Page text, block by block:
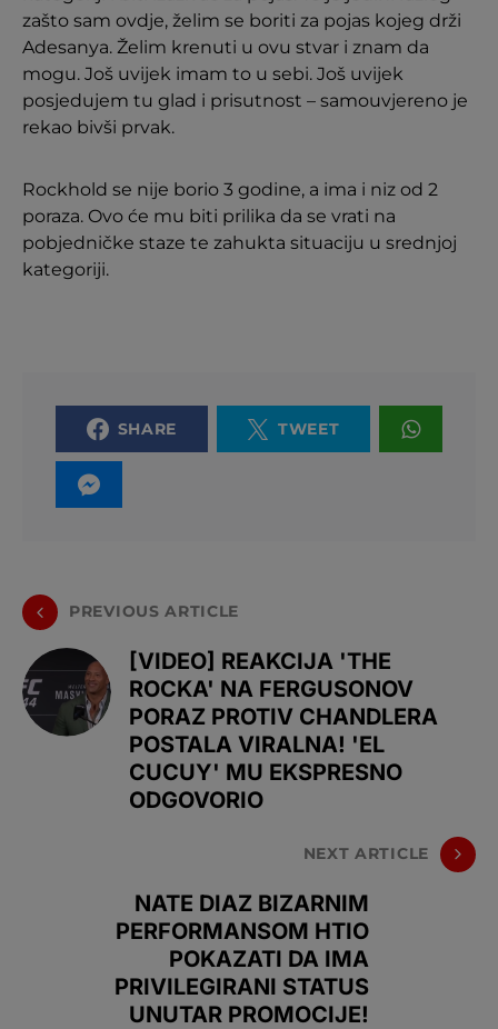
zašto sam ovdje, želim se boriti za pojas kojeg drži
Adesanya. Želim krenuti u ovu stvar i znam da
mogu. Još uvijek imam to u sebi. Još uvijek
posjedujem tu glad i prisutnost – samouvjereno je
rekao bivši prvak.
Rockhold se nije borio 3 godine, a ima i niz od 2
poraza. Ovo će mu biti prilika da se vrati na
pobjedničke staze te zahukta situaciju u srednjoj
kategoriji.
SHARE TWEET
PREVIOUS ARTICLE
[VIDEO] REAKCIJA 'THE
ROCKA' NA FERGUSONOV
PORAZ PROTIV CHANDLERA
POSTALA VIRALNA! 'EL
CUCUY' MU EKSPRESNO
ODGOVORIO
NEXT ARTICLE
NATE DIAZ BIZARNIM
PERFORMANSOM HTIO
POKAZATI DA IMA
PRIVILEGIRANI STATUS
UNUTAR PROMOCIJE!